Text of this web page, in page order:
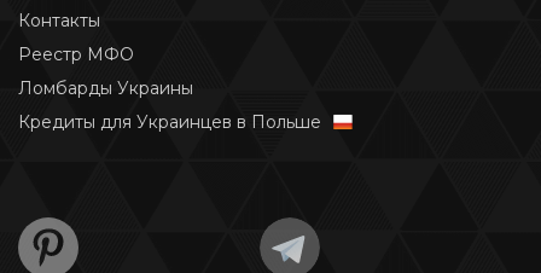
Контакты
Реестр МФО
Ломбарды Украины
Кредиты для Украинцев в Польше